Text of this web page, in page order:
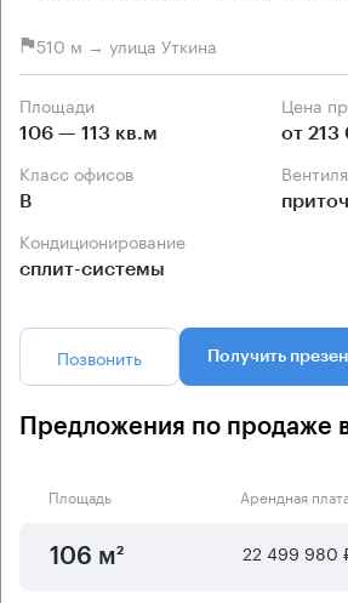
510 м → улица Уткина
Площади
106 — 113 кв.м
Цена
от 213
Класс офисов
B
Кондиционирование
сплит-системы
Позвонить Получить
Предложения по продаже
Площадь Арендная
106 м² 22 499 980